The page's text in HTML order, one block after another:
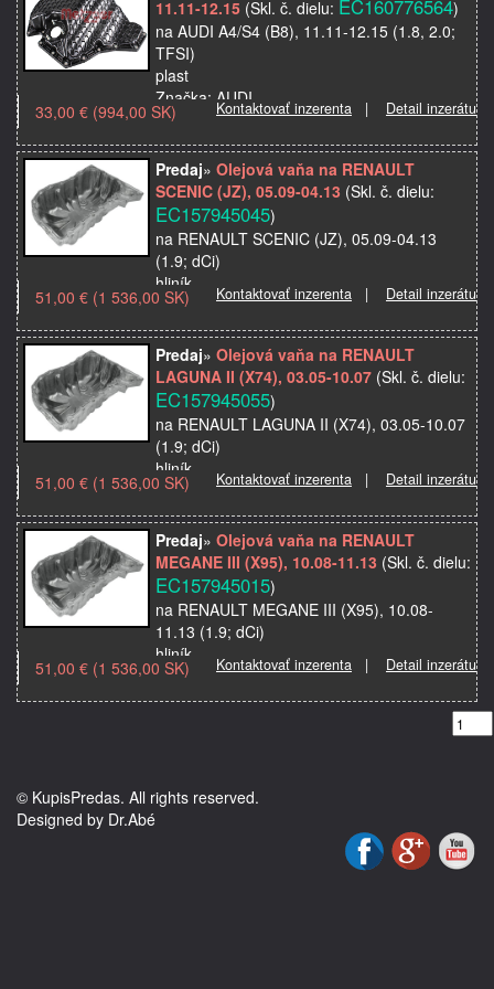
Kvalita: Od…
11.11-12.15 (Skl. č. dielu: EC160776564)
na AUDI A4/S4 (B8), 11.11-12.15 (1.8, 2.0;
TFSI)
plast
Značka: AUDI
Model použitia: A4/S4 (B8), 11.11-12.15
Objem motora: 1.8, 2.0
Typ motora/Obchodný názov motora:…
Kontaktovať inzerenta | Detail inzerátu
33,00 € (994,00 SK)
Predaj» Olejová vaňa na RENAULT
SCENIC (JZ), 05.09-04.13 (Skl. č. dielu:
EC157945045)
na RENAULT SCENIC (JZ), 05.09-04.13
(1.9; dCi)
hliník
Značka: RENAULT
Model použitia: SCENIC (JZ), 05.09-04.13
Objem motora: 1.9
Typ motora/Obchodný názov motora: D…
Kontaktovať inzerenta | Detail inzerátu
51,00 € (1 536,00 SK)
Predaj» Olejová vaňa na RENAULT
LAGUNA II (X74), 03.05-10.07 (Skl. č. dielu:
EC157945055)
na RENAULT LAGUNA II (X74), 03.05-10.07
(1.9; dCi)
hliník
Značka: RENAULT
Model použitia:
Objem motora: 1.9
Typ motora/Obchodný názov motora: DCi
Kvalita: Odpor…
Kontaktovať inzerenta | Detail inzerátu
51,00 € (1 536,00 SK)
Predaj» Olejová vaňa na RENAULT
MEGANE III (X95), 10.08-11.13 (Skl. č. dielu:
EC157945015)
na RENAULT MEGANE III (X95), 10.08-
11.13 (1.9; dCi)
hliník
Značka: RENAULT
Model použitia:
Kontaktovať inzerenta | Detail inzerátu
51,00 € (1 536,00 SK)
© KupisPredas. All rights reserved.
Designed by Dr.Abé